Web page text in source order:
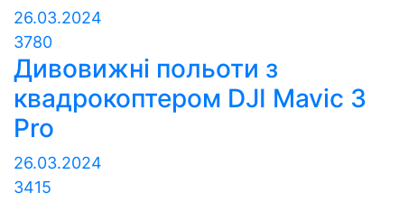
26.03.2024
3780
Дивовижні польоти з
квадрокоптером DJI Mavic 3
Pro
26.03.2024
3415